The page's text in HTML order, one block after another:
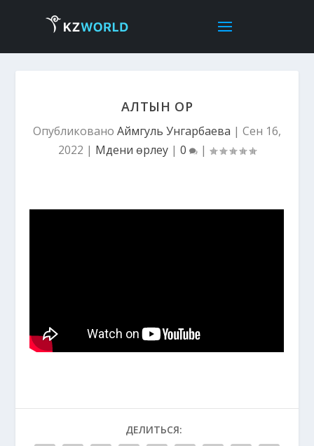
АЛТЫН ҚОР
Опубликовано Аймгуль Унгарбаева | Сен 16,
2022 | Мәдени өрлеу | 0 |
ДЕЛИТЬСЯ: